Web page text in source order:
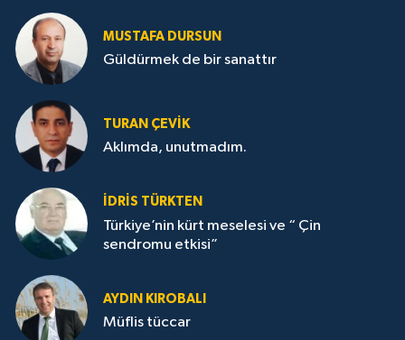
MUSTAFA DURSUN
Güldürmek de bir sanattır
TURAN ÇEVİK
Aklımda, unutmadım.
İDRİS TÜRKTEN
Türkiye’nin kürt meselesi ve “ Çin
sendromu etkisi”
AYDIN KIROBALI
Müflis tüccar